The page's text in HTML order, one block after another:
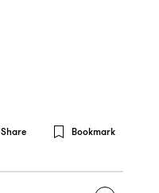
Share Bookmark